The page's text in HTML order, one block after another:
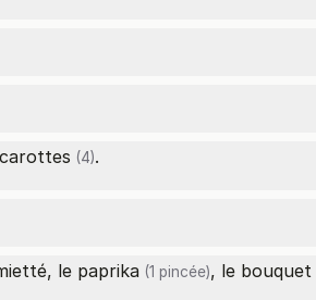
carottes (4).
le paprika (1 pincée), le bouquet